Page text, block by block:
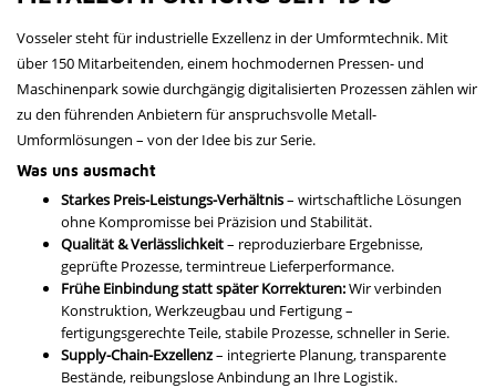
Vosseler steht für industrielle Exzellenz in der Umformtechnik. Mit
über 150 Mitarbeitenden, einem hochmodernen Pressen- und
Maschinenpark sowie durchgängig digitalisierten Prozessen zählen wir
zu den führenden Anbietern für anspruchsvolle Metall-
Umformlösungen – von der Idee bis zur Serie.
Was uns ausmacht
Starkes Preis-Leistungs-Verhältnis– wirtschaftliche Lösungen
ohne Kompromisse bei Präzision und Stabilität.
Qualität & Verlässlichkeit– reproduzierbare Ergebnisse,
geprüfte Prozesse, termintreue Lieferperformance.
Frühe Einbindung statt später Korrekturen:Wir verbinden
Konstruktion, Werkzeugbau und Fertigung –
fertigungsgerechte Teile, stabile Prozesse, schneller in Serie.
Supply-Chain-Exzellenz– integrierte Planung, transparente
Bestände, reibungslose Anbindung an Ihre Logistik.